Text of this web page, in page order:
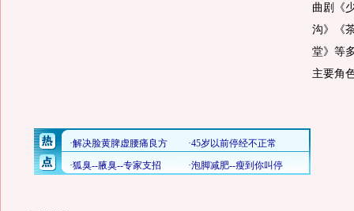
曲剧《
沟》《
堂》等
主要角